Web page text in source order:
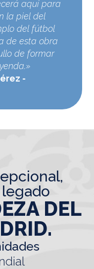
aquí para
la piel del
del fútbol
de esta obra
de formar
DEL